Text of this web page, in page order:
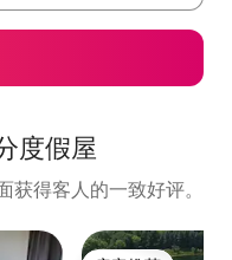
度假屋
得客人的一致好评。